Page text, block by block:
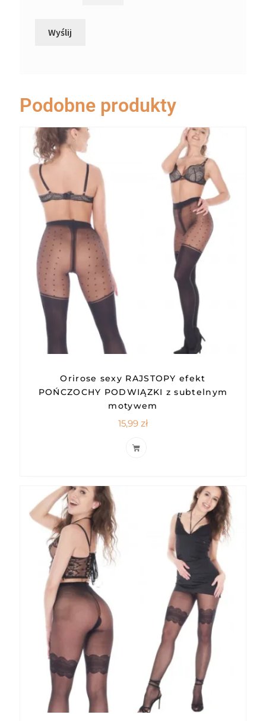
Podobne produkty
Orirose sexy RAJSTOPY efekt
POŃCZOCHY PODWIĄZKI z subtelnym
motywem
15,99 zł